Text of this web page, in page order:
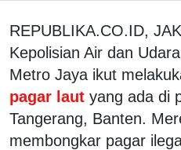
REPUBLIKA.CO.ID,
Kepolisian Air dan
Metro Jaya ikut
pagar laut yang ada di
Tangerang, Banten.
membongkar pagar